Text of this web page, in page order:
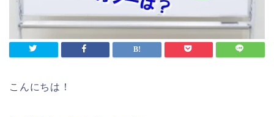
こんにちは！